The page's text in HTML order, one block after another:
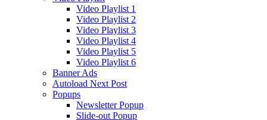
Video Playlist 1
Video Playlist 2
Video Playlist 3
Video Playlist 4
Video Playlist 5
Video Playlist 6
Banner Ads
Autoload Next Post
Popups
Newsletter Popup
Slide-out Popup